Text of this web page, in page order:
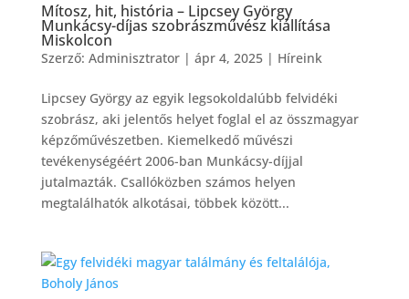
Mítosz, hit, história – Lipcsey György
Munkácsy-díjas szobrászművész kiállítása
Miskolcon
Szerző: Adminisztrator| ápr 4, 2025| Híreink
Lipcsey György az egyik legsokoldalúbb felvidéki
szobrász, aki jelentős helyet foglal el az összmagyar
képzőművészetben. Kiemelkedő művészi
tevékenységéért 2006-ban Munkácsy-díjjal
jutalmazták. Csallóközben számos helyen
megtalálhatók alkotásai, többek között...